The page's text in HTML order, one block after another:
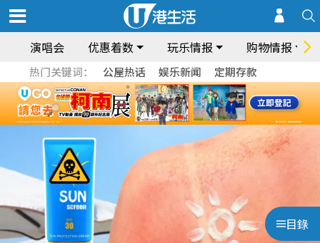
演唱会 优惠着数 玩乐情报 购物情报
热门关键词： 公屋热话 娱乐新闻 定期存款
目錄